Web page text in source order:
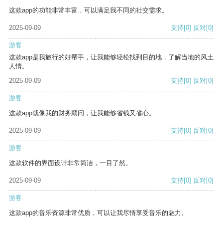
这款app的功能非常丰富，可以满足我不同的社交需求。
2025-09-09 支持[0] 反对[0]
游客
这款app是我旅行的好帮手，让我能够轻松找到目的地，了解当地的风土
人情。
2025-09-09
支持[0] 反对[0]
游客
这款app就像我的财务顾问，让我能够省钱又省心。
2025-09-09 支持[0] 反对[0]
游客
这款软件的界面设计非常简洁，一目了然。
2025-09-09 支持[0] 反对[0]
游客
这款app的音乐资源非常优质，可以让我尽情享受音乐的魅力。